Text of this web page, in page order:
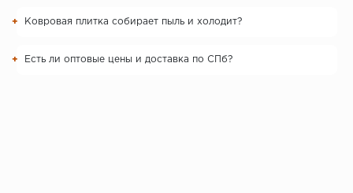
Ковровая плитка собирает пыль и холодит?
Есть ли оптовые цены и доставка по СПб?